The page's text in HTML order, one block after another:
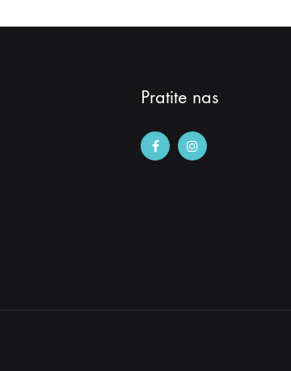
Pratite nas